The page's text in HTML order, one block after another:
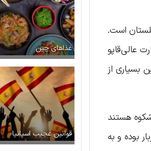
است.
عالی‌قاپو
بسیاری از
هستند
بوده و به
غذاهای چین
قوانین عجیب اسپانیا